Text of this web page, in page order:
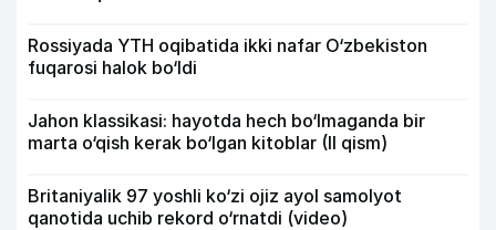
Rossiyada YTH oqibatida ikki nafar O‘zbekiston
fuqarosi halok bo‘ldi
Jahon klassikasi: hayotda hech bo‘lmaganda bir
marta o‘qish kerak bo‘lgan kitoblar (II qism)
Britaniyalik 97 yoshli ko‘zi ojiz ayol samolyot
qanotida uchib rekord o‘rnatdi (video)